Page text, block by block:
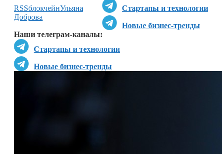
Стартапы и технологии
Новые бизнес-тренды
Наши телеграм-каналы:
Стартапы и технологии
Новые бизнес-тренды
RSSблокчейнУльяна
Доброва